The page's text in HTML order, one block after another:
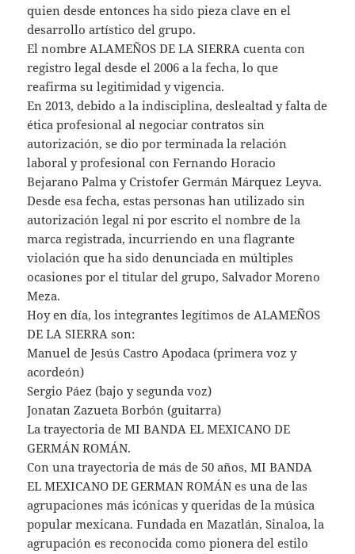
quien desde entonces ha sido pieza clave en el
desarrollo artístico del grupo.
El nombre ALAMEÑOS DE LA SIERRA cuenta con
registro legal desde el 2006 a la fecha, lo que
reafirma su legitimidad y vigencia.
En 2013, debido a la indisciplina, deslealtad y falta de
ética profesional al negociar contratos sin
autorización, se dio por terminada la relación
laboral y profesional con Fernando Horacio
Bejarano Palma y Cristofer Germán Márquez Leyva.
Desde esa fecha, estas personas han utilizado sin
autorización legal ni por escrito el nombre de la
marca registrada, incurriendo en una flagrante
violación que ha sido denunciada en múltiples
ocasiones por el titular del grupo, Salvador Moreno
Meza.
Hoy en día, los integrantes legítimos de ALAMEÑOS
DE LA SIERRA son:
Manuel de Jesús Castro Apodaca (primera voz y
acordeón)
Sergio Páez (bajo y segunda voz)
Jonatan Zazueta Borbón (guitarra)
La trayectoria de MI BANDA EL MEXICANO DE
GERMÁN ROMÁN.
Con una trayectoria de más de 50 años, MI BANDA
EL MEXICANO DE GERMAN ROMÁN es una de las
agrupaciones más icónicas y queridas de la música
popular mexicana. Fundada en Mazatlán, Sinaloa, la
agrupación es reconocida como pionera del estilo